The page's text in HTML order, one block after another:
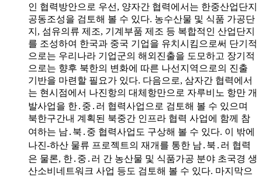
인 협력방안으로 우선, 양자간 협력에서는 한중산업단지
공동조성을 검토해 볼 수 있다. 농수산물 및 식품 가공단
지, 섬유의류 제조, 기계부품 제조 등 복합적인 산업단지
를 조성하여 한국과 중국 기업을 유치시킴으로써 단기적
으로는 우리나라 기업군의 해외진출을 도모하고 장기적
으로는 향후 북한의 변화에 따른 나선지역으로의 진출
기반을 마련할 필요가 있다. 다음으로, 삼자간 협력에서
는 현시점에서 나진항의 대체항만으로 자루비노 항만 개
발사업을 한․중․러 협력사업으로 검토해 볼 수 있으며
북한구간내 계획된 북중간 인프라 협력 사업에 함께 참
여하는 남․북․중 협력사업도 구상해 볼 수 있다. 이 밖에
나진-하산 물류 프로젝트의 재개를 통한 남․북․러 협력
은 물론, 한․중․러 간 농산물 및 식품가공 분야 초국경 생
산소비네트워크 사업 등도 검토해 볼 수 있다. 마지막으